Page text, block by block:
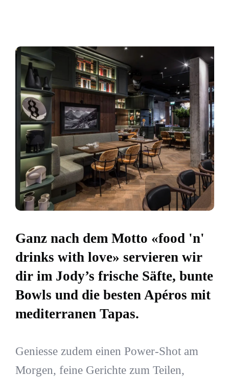
Ganz nach dem Motto «food 'n'
drinks with love» servieren wir
dir im Jody’s frische Säfte, bunte
Bowls und die besten Apéros mit
mediterranen Tapas.
Geniesse zudem einen Power-Shot am
Morgen, feine Gerichte zum Teilen,